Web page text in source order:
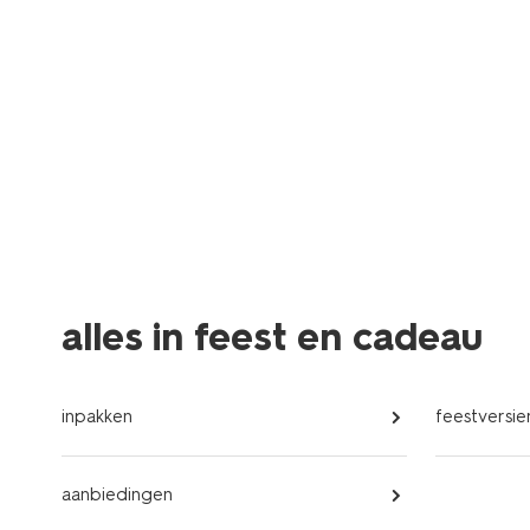
alles in feest en cadeau
inpakken
aanbiedingen